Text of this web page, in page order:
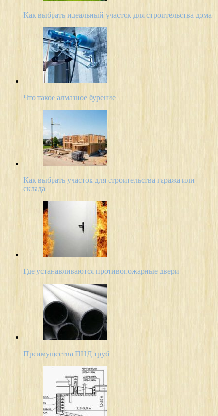
Как выбрать идеальный участок для строительства дома
Что такое алмазное бурение
Как выбрать участок для строительства гаража или
склада
Где устанавливаются противопожарные двери
Преимущества ПНД труб